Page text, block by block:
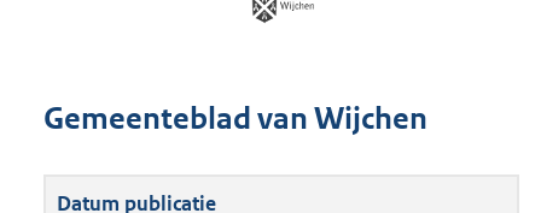
Gemeenteblad van Wijchen